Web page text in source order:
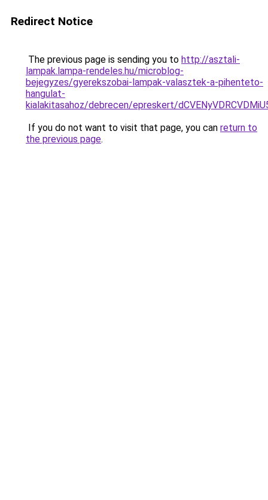
Redirect Notice
The previous page is sending you to http://asztali-
lampak.lampa-rendeles.hu/microblog-
bejegyzes/gyerekszobai-lampak-valasztek-a-pihenteto-
hangulat-
kialakitasahoz/debrecen/epreskert/
If you do not want to visit that page, you can return to
the previous page.